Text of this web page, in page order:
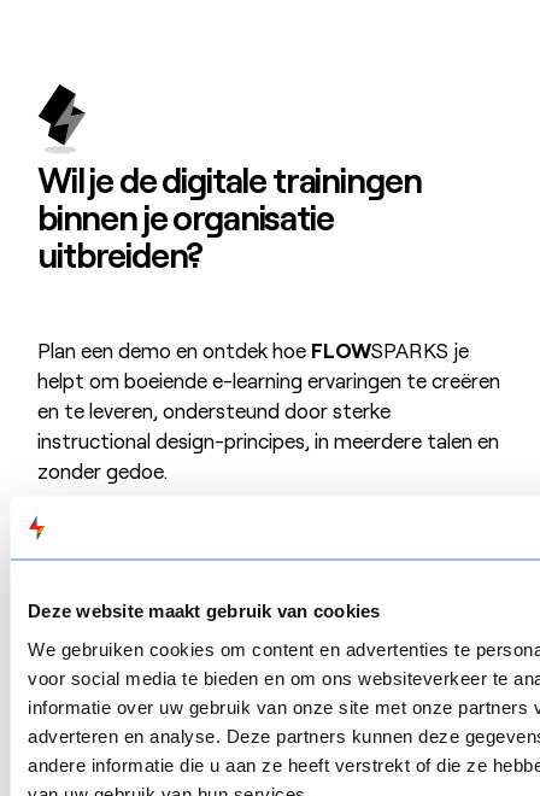
Deze website maakt gebruik van cookies
We gebruiken cookies om content en advertenties te
voor social media te bieden en om ons websiteverkeer te
informatie over uw gebruik van onze site met onze partners
adverteren en analyse. Deze partners kunnen deze
andere informatie die u aan ze heeft verstrekt of die ze
Wil je dedigitale trainingen
binnen je organisatie
uitbreiden?
Plan een demo en ontdek hoe FLOWSPARKS je
helpt om boeiende e-learning ervaringen te creëren
en te leveren, ondersteund door sterke
instructional design-principes, in meerdere talen en
zonder gedoe.
Boek een demo
Boek een demo